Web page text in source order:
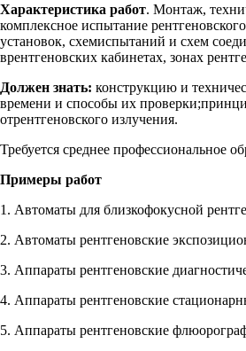
Характеристика работ. Монтаж,
комплексное испытание
установок, схемиспытаний и схем
врентгеновских кабинетах, зонах
Должен знать: конструкцию и
времени и способы их
отрентгеновского излучения.
Требуется среднее профессиональное
Примеры работ
1. Автоматы для близкофокусной
2. Автоматы рентгеновские
3. Аппараты рентгеновские
4. Аппараты рентгеновские
5. Аппараты рентгеновские